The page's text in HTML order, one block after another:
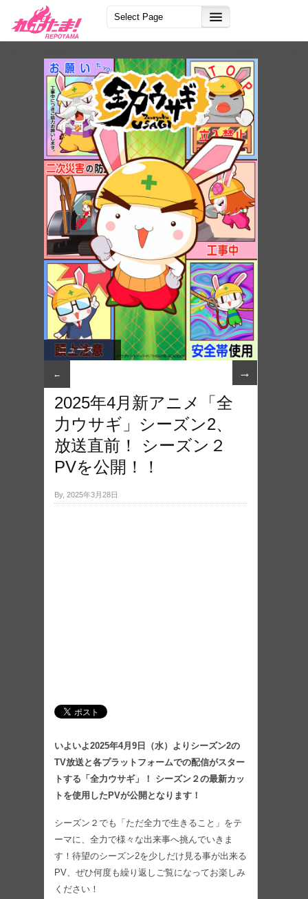
ニュース
← →
2025年4月新アニメ「全
力ウサギ」シーズン2、
放送直前！ シーズン２
PVを公開！！
By, 2025年3月28日
いよいよ2025年4月9日（水）よりシーズン2の
TV放送と各プラットフォームでの配信がスター
トする「全力ウサギ」！ シーズン２の最新カッ
トを使用したPVが公開となります！
シーズン２でも「ただ全力で生きること」をテ
ーマに、全力で様々な出来事へ挑んでいきま
す！待望のシーズン2を少しだけ見る事が出来る
PV、ぜひ何度も繰り返しご覧になってお楽しみ
ください！